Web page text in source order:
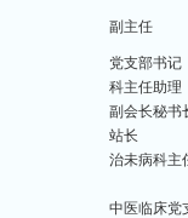
副主任
党支部书记
科主任助理
副会长秘书
站长
治未病科主
中医临床党